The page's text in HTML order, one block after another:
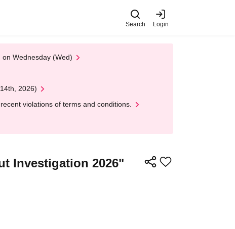
Search Login
Wednesday (Wed)
2026)
violations of terms and conditions.
Investigation 2026"